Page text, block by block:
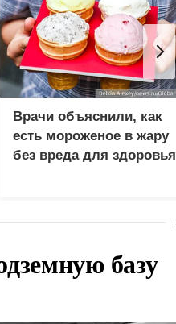
Врачи объяснили, как
есть мороженое в жару
без вреда для здоровья
базу